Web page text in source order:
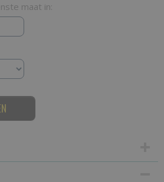
maat in: